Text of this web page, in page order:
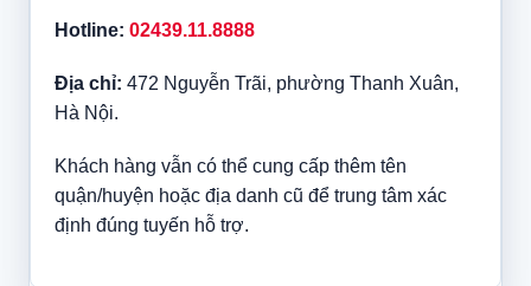
Hotline: 02439.11.8888
Địa chỉ: 472 Nguyễn Trãi, phường Thanh Xuân,
Hà Nội.
Khách hàng vẫn có thể cung cấp thêm tên
quận/huyện hoặc địa danh cũ để trung tâm xác
định đúng tuyến hỗ trợ.